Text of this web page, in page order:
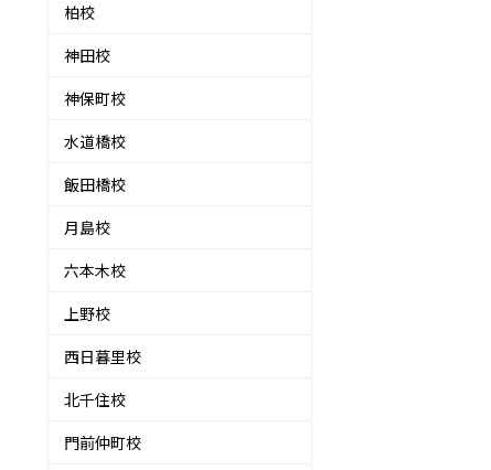
柏校
神田校
神保町校
水道橋校
飯田橋校
月島校
六本木校
上野校
西日暮里校
北千住校
門前仲町校